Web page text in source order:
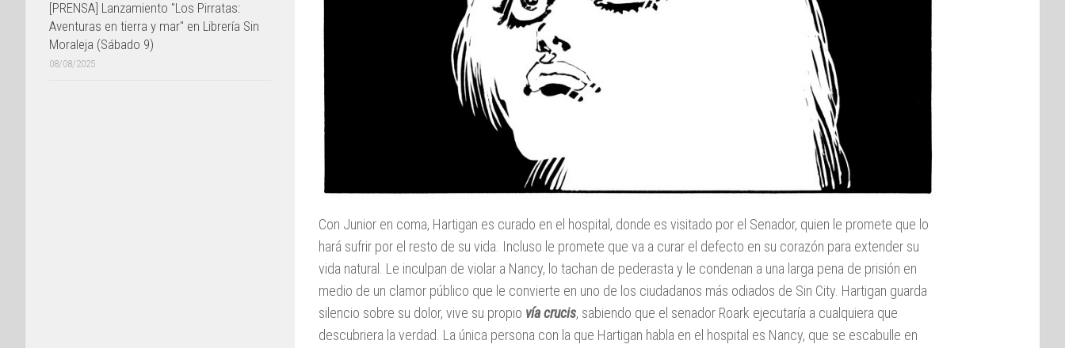
Con Junior en coma, Hartigan es curado en el hospital, donde es visitado por el Senador, quien le promete que lo
hará sufrir por el resto de su vida. Incluso le promete que va a curar el defecto en su corazón para extender su
vida natural. Le inculpan de violar a Nancy, lo tachan de pederasta y le condenan a una larga pena de prisión en
medio de un clamor público que le convierte en uno de los ciudadanos más odiados de Sin City. Hartigan guarda
silencio sobre su dolor, vive su propio vía crucis, sabiendo que el senador Roark ejecutaría a cualquiera que
descubriera la verdad. La única persona con la que Hartigan habla en el hospital es Nancy, que se escabulle en
[PRENSA] Lanzamiento "Los Pirratas:
Aventuras en tierra y mar" en Librería Sin
Moraleja (Sábado 9)
08/08/2025